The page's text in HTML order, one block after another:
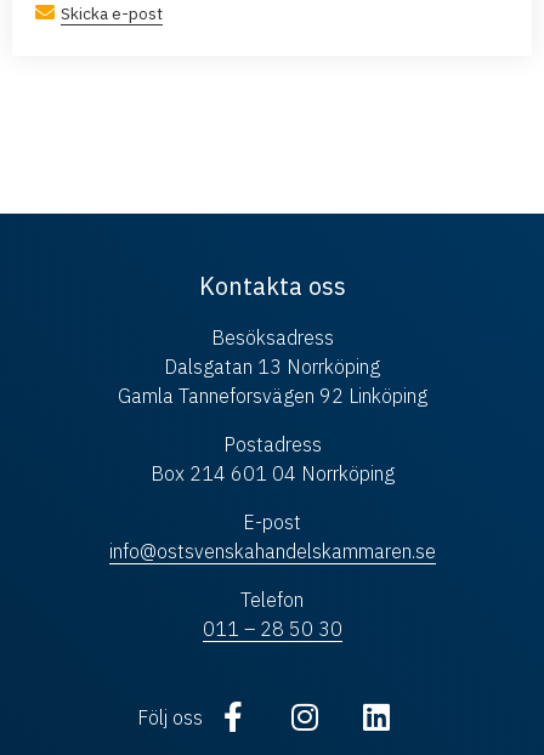
Skicka e-post
Kontakta oss
Besöksadress
Dalsgatan 13 Norrköping
Gamla Tanneforsvägen 92 Linköping
Postadress
Box 214 601 04 Norrköping
E-post
info@ostsvenskahandelskammaren.se
Telefon
011 – 28 50 30
Följ oss